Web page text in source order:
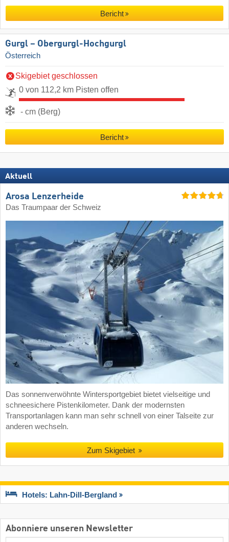
Bericht
Gurgl – Obergurgl-Hochgurgl
Österreich
Skigebiet geschlossen
0 von 112,2 km Pisten offen
- cm (Berg)
Bericht
Aktuell
Arosa Lenzerheide
Das Traumpaar der Schweiz
Das sonnenverwöhnte Wintersportgebiet bietet vielseitige und
schneesichere Pistenkilometer. Dank der modernsten
Transportanlagen kann man sehr schnell von einer Talseite zur
anderen wechseln.
Zum Skigebiet
Hotels: Lahn-Dill-Bergland
Abonniere unseren Newsletter